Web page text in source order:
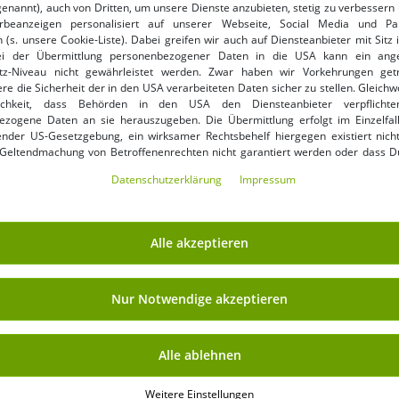
33/32
stylische Southpole Herren
Jeans Taschen mit Baumwolle
Schwarz
UVP:69,99 €* 17,99 €
In den Warenkorb
S
bequeme Southpole Herren
Shorts Stretch Taschen 180
g/m² mit Baumwolle Schwarz
UVP:59,99 €* 14,99 €
In den Warenkorb
auch von Dritten, um unsere Dienste anzubieten, stetig zu verbessern
personalisiert auf unserer Webseite, Social Media und
(s. unsere Cookie-Liste). Dabei greifen wir auch auf Diensteanbieter mit Sitz
der Übermittlung personenbezogener Daten in die USA kann ein
Niveau nicht gewährleistet werden. Zwar haben wir Vorkehrungen
die Sicherheit der in den USA verarbeiteten Daten sicher zu stellen.
dass Behörden in den USA den Diensteanbieter
Daten an sie herauszugeben. Die Übermittlung erfolgt im
US-Gesetzgebung, ein wirksamer Rechtsbehelf hiergegen existiert
von Betroffenenrechten nicht garantiert werden oder dass
in die USA für einverstanden (s.a. unsere Datenschutzerklärung). Du hast
erklären oder unter „Weitere Einstellungen“ an Deine Wünsche
kannst Du jederzeit über „Datenschutz-Einstellungen“ am Ende jeder
die Zukunft widerrufen oder ändern.
Daten­schutz­erklärung Impressum
Alle akzeptieren
Nur Notwendige akzeptieren
Alle ablehnen
Weitere Einstellungen